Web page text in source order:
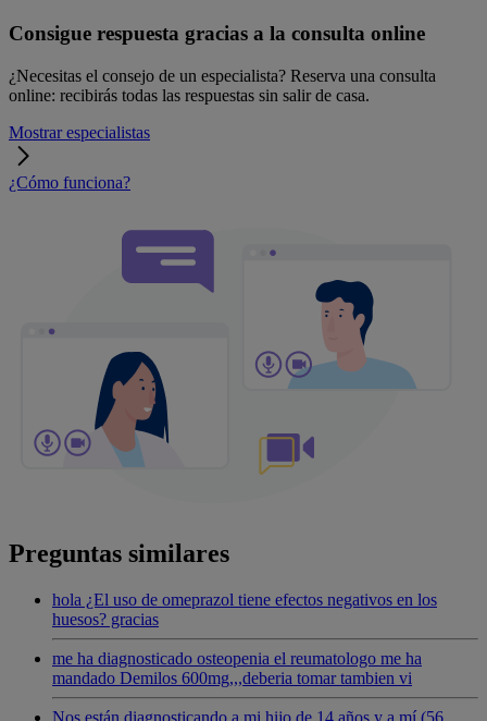
Consigue respuesta gracias a la consulta online
¿Necesitas el consejo de un especialista? Reserva una consulta
online: recibirás todas las respuestas sin salir de casa.
Mostrar especialistas
¿Cómo funciona?
Preguntas similares
hola ¿El uso de omeprazol tiene efectos negativos en los
huesos? gracias
me ha diagnosticado osteopenia el reumatologo me ha
mandado Demilos 600mg,,,deberia tomar tambien vi
Nos están diagnosticando a mi hijo de 14 años y a mí (56